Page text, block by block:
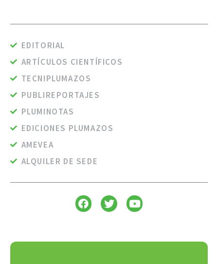
EDITORIAL
ARTÍCULOS CIENTÍFICOS
TECNIPLUMAZOS
PUBLIREPORTAJES
PLUMINOTAS
EDICIONES PLUMAZOS
AMEVEA
ALQUILER DE SEDE